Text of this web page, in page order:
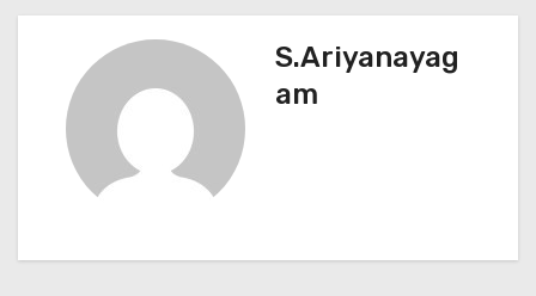
n
a
S.Ariyanayag
am